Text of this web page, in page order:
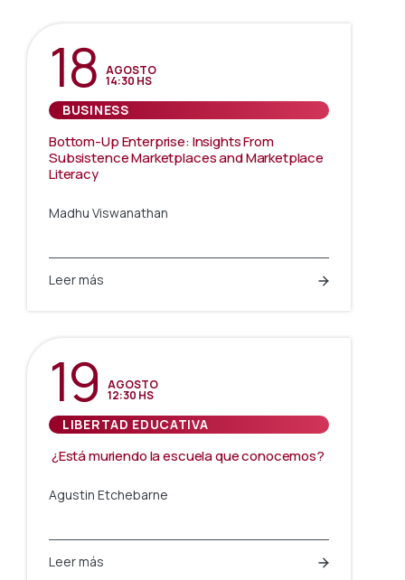
18 AGOSTO
14:30 HS
BUSINESS
Bottom-Up Enterprise: Insights From
Subsistence Marketplaces and Marketplace
Literacy
Madhu Viswanathan
Leer más
19 AGOSTO
12:30 HS
LIBERTAD EDUCATIVA
¿Está muriendo la escuela que conocemos?
Agustin Etchebarne
Leer más